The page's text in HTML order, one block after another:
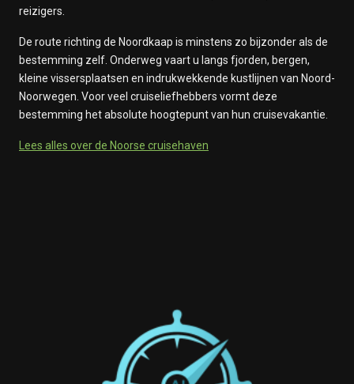
reizigers.
De route richting de Noordkaap is minstens zo bijzonder als de
bestemming zelf. Onderweg vaart u langs fjorden, bergen,
kleine vissersplaatsen en indrukwekkende kustlijnen van Noord-
Noorwegen. Voor veel cruiseliefhebbers vormt deze
bestemming het absolute hoogtepunt van hun cruisevakantie.
Lees alles over de Noorse cruisehaven